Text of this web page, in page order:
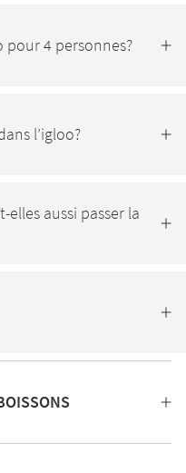
4 personnes?
l’igloo?
elles aussi passer la